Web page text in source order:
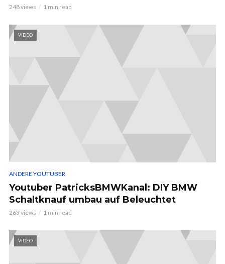
248 views 1 min read
VIDEO
ANDERE YOUTUBER
Youtuber PatricksBMWKanal: DIY BMW
Schaltknauf umbau auf Beleuchtet
263 views 1 min read
VIDEO